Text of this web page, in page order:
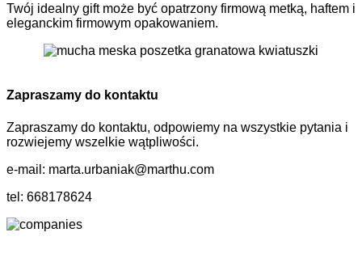
Twój idealny gift może być opatrzony firmową metką, haftem i
eleganckim firmowym opakowaniem.
Zapraszamy do kontaktu
Zapraszamy do kontaktu, odpowiemy na wszystkie pytania i
rozwiejemy wszelkie wątpliwości.
e-mail: marta.urbaniak@marthu.com
tel: 668178624